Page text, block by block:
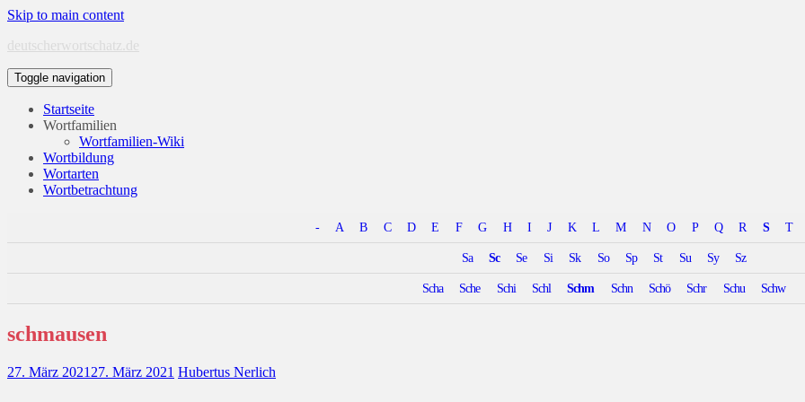
Skip to main content
deutscherwortschatz.de
Toggle navigation
Startseite
Wortfamilien
Wortfamilien-Wiki
Wortbildung
Wortarten
Wortbetrachtung
- A B C D E F G H I J K L M N O P Q R S T
Sa Sc Se Si Sk So Sp St Su Sy Sz
Scha Sche Schi Schl Schm Schn Schö Schr Schu Schw
schmausen
27. März 2021 27. März 2021 Hubertus Nerlich